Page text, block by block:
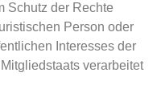
Schutz der Rechte
Person oder
Interesses der
verarbeitet